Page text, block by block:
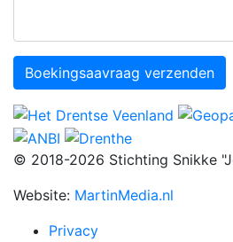
Boekingsaavraag verzenden
© 2018-2026 Stichting Snikke
Website: MartinMedia.nl
Privacy